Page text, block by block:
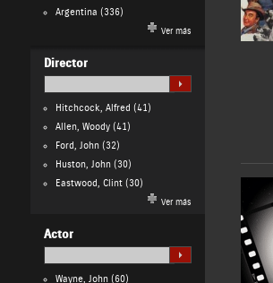
Argentina (336)
Ver más
Director
Hitchcock, Alfred (41)
Allen, Woody(41)
Ford, John(32)
Huston, John(30)
Eastwood, Clint(30)
Ver más
Actor
Wayne, John(60)